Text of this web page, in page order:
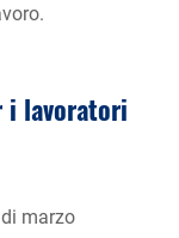
i lavoratori
marzo